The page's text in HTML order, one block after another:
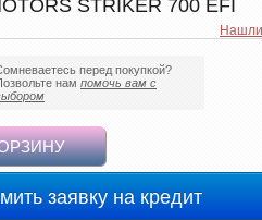
STRIKER 700 EFI
перед покупкой?
нам помочь вам с
заявку на кредит